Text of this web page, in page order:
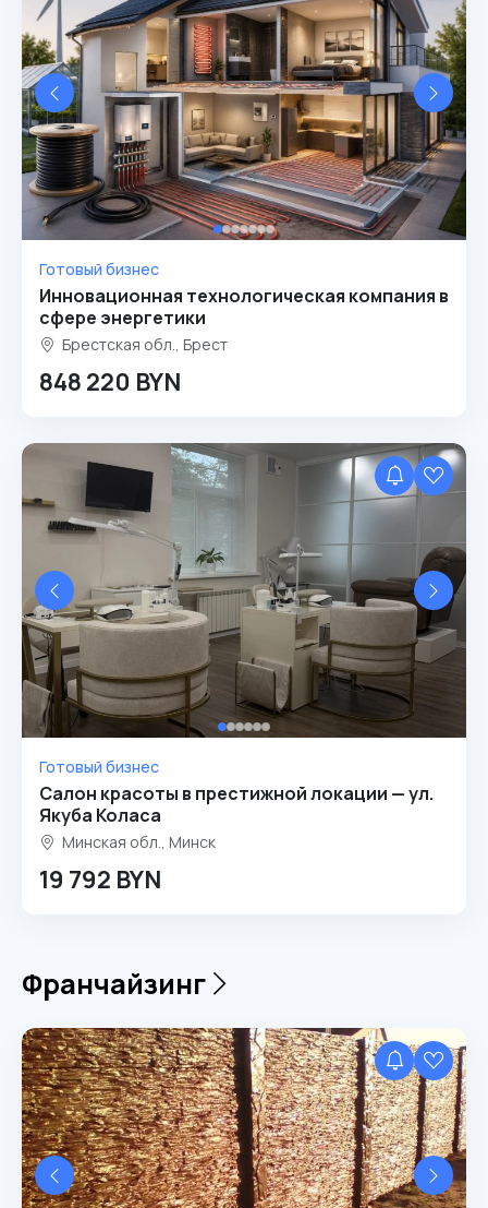
Готовый бизнес
Инновационная технологическая компания в
сфере энергетики
Брестская обл., Брест
848 220 BYN
Готовый бизнес
Салон красоты в престижной локации — ул.
Якуба Коласа
Минская обл., Минск
19 792 BYN
Франчайзинг